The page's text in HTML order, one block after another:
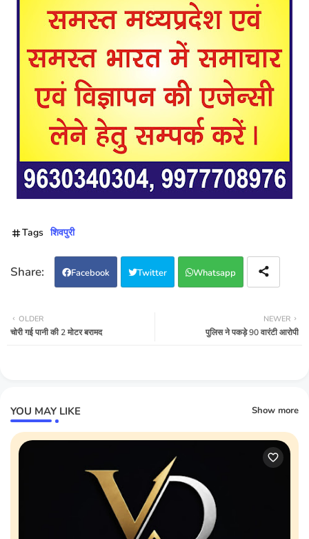
Tags शिवपुरी
Facebook Twitter Whatsapp
NEWER
पुलिस ने पकड़े 90 वारंटी आरोपी
OLDER
चोरी गई पानी की 2 मोटर बरामद
YOU MAY LIKE Show more